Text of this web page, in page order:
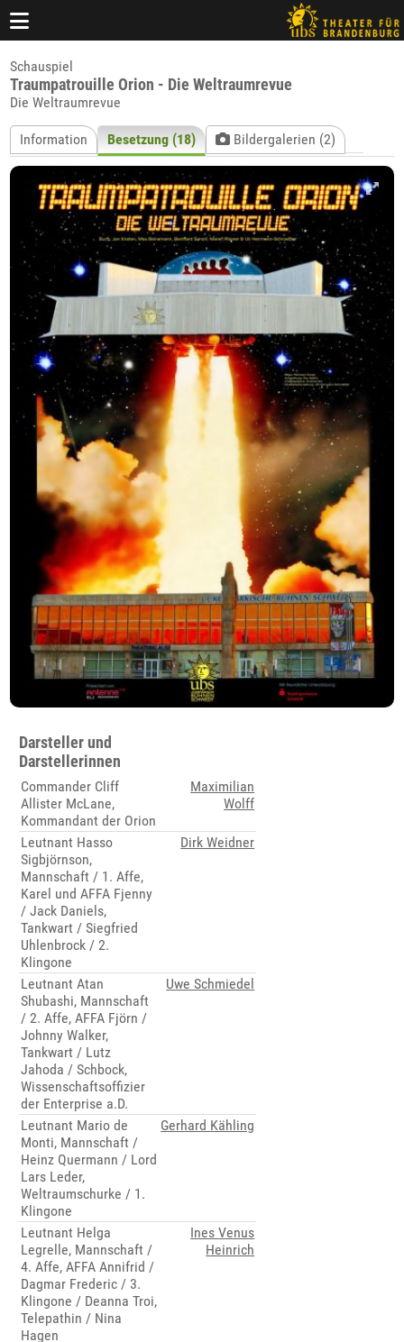
Schauspiel
Traumpatrouille Orion - Die Weltraumrevue
Die Weltraumrevue
Information Besetzung (18) Bildergalerien (2)
Darsteller und
Darstellerinnen
Commander Cliff
Allister McLane,
Kommandant der Orion
Maximilian
Wolff
Leutnant Hasso
Sigbjörnson,
Mannschaft / 1. Affe,
Karel und AFFA Fjenny
/ Jack Daniels,
Tankwart / Siegfried
Uhlenbrock / 2.
Klingone
Dirk Weidner
Leutnant Atan
Shubashi, Mannschaft
/ 2. Affe, AFFA Fjörn /
Johnny Walker,
Tankwart / Lutz
Jahoda / Schbock,
Wissenschaftsoffizier
der Enterprise a.D.
Uwe Schmiedel
Leutnant Mario de
Monti, Mannschaft /
Heinz Quermann / Lord
Lars Leder,
Weltraumschurke / 1.
Klingone
Gerhard Kähling
Leutnant Helga
Legrelle, Mannschaft /
4. Affe, AFFA Annifrid /
Dagmar Frederic / 3.
Klingone / Deanna Troi,
Telepathin / Nina
Hagen
Ines Venus
Heinrich